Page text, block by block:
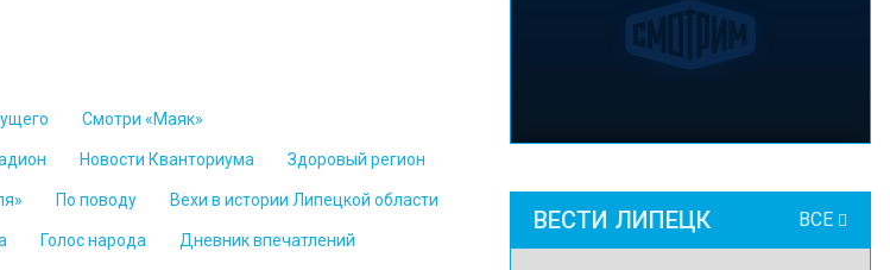
Смотри «Маяк»
Новости Кванториума Здоровый регион
По поводу Вехи в истории Липецкой области
Голос народа Дневник впечатлений
ВЕСТИ ЛИПЕЦК ВСЕ